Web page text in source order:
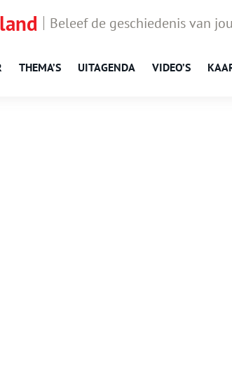
Beleef de geschiedenis van
THEMA’S UITAGENDA VIDEO’S